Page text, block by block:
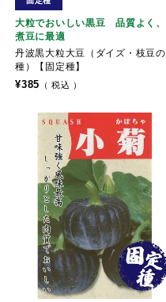
大粒でおいしい黒豆 品質よく、
煮豆に最適
丹波黒大粒大豆（ダイズ・枝豆の
種）【固定種】
¥385 税込